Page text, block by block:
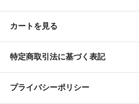
カートを見る
特定商取引法に基づく表記
プライバシーポリシー